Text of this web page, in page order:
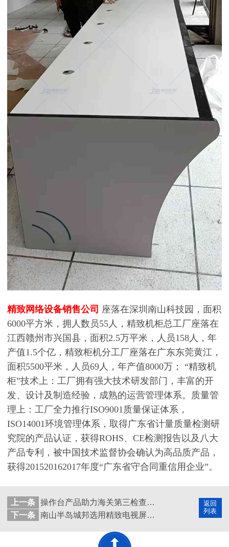
精致网络设备销售公司 座落在深圳南山科技园，面积
6000平方米，拥人数员55人，精致机柜总工厂座落在
江西赣州市兴国县，面积2.5万平米，人员158人，年
产值1.5个亿，精致柜机分工厂座落在广东东莞黄江，
面积5500平米，人员69人，年产值8000万； “精致机
柜”技术上：工厂拥有强大技术研发部门，丰富的开
发、设计及制造经验，成熟的运营管理体系。质量管
理上：工厂全力推行ISO9001质量保证体系，
ISO14001环境管理体系，取得广东省计量质量检测研
究院的产品认证，获得ROHS、CE检测报告以及八大
产品专利，被中国技术监督协会确认为高品质产品，
获得201520162017年度“广东省守合同重信用企业”。
返回
列表
上一条
操作台产品助力海关第三检查站，彰显精致不俗实力
下一条
南山半岛城邦选用精致电视屏幕墙，见证精致服务